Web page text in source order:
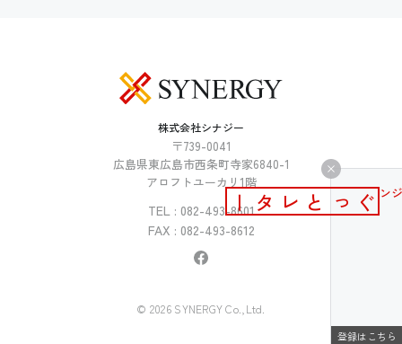
株式会社シナジー
〒739-0041
広島県東広島市西条町寺家6840-1
アロフトユーカリ1階
TEL : 082-493-8601
FAX : 082-493-8612
© 2026 SYNERGY Co.,Ltd.
メールマガジン
ぐっとレター
登録はこちら